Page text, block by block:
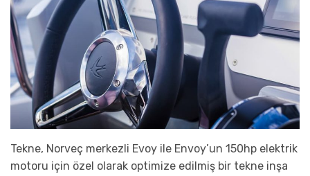
Tekne, Norveç merkezli Evoy ile Envoy’un 150hp elektrik
motoru için özel olarak optimize edilmiş bir tekne inşa